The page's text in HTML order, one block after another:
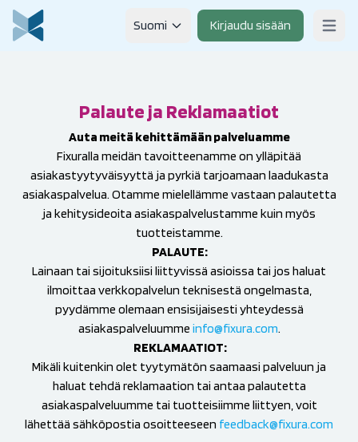
Skip to content
Suomi
Kirjaudu sisään Open
Palaute ja Reklamaatiot
Auta meitä kehittämään palveluamme
Fixuralla meidän tavoitteenamme on ylläpitää
asiakastyytyväisyyttä ja pyrkiä tarjoamaan laadukasta
asiakaspalvelua. Otamme mielellämme vastaan palautetta
ja kehitysideoita asiakaspalvelustamme kuin myös
tuotteistamme.
PALAUTE:
Lainaan tai sijoituksiisi liittyvissä asioissa tai jos haluat
ilmoittaa verkkopalvelun teknisestä ongelmasta,
pyydämme olemaan ensisijaisesti yhteydessä
asiakaspalveluumme info@fixura.com.
REKLAMAATIOT:
Mikäli kuitenkin olet tyytymätön saamaasi palveluun ja
haluat tehdä reklamaation tai antaa palautetta
asiakaspalveluumme tai tuotteisiimme liittyen, voit
lähettää sähköpostia osoitteeseen feedback@fixura.com